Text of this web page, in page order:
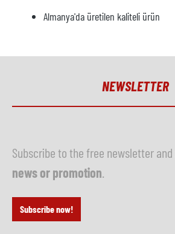
Almanya'da üretilen kaliteli ürün
NEWSLETTER
Subscribe to the free newsletter and
news or promotion
Subscribe now!